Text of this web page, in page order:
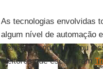
As tecnologias envolvidas
algum nível de automação
Nenhum candidato falou
eleitores que escolheram